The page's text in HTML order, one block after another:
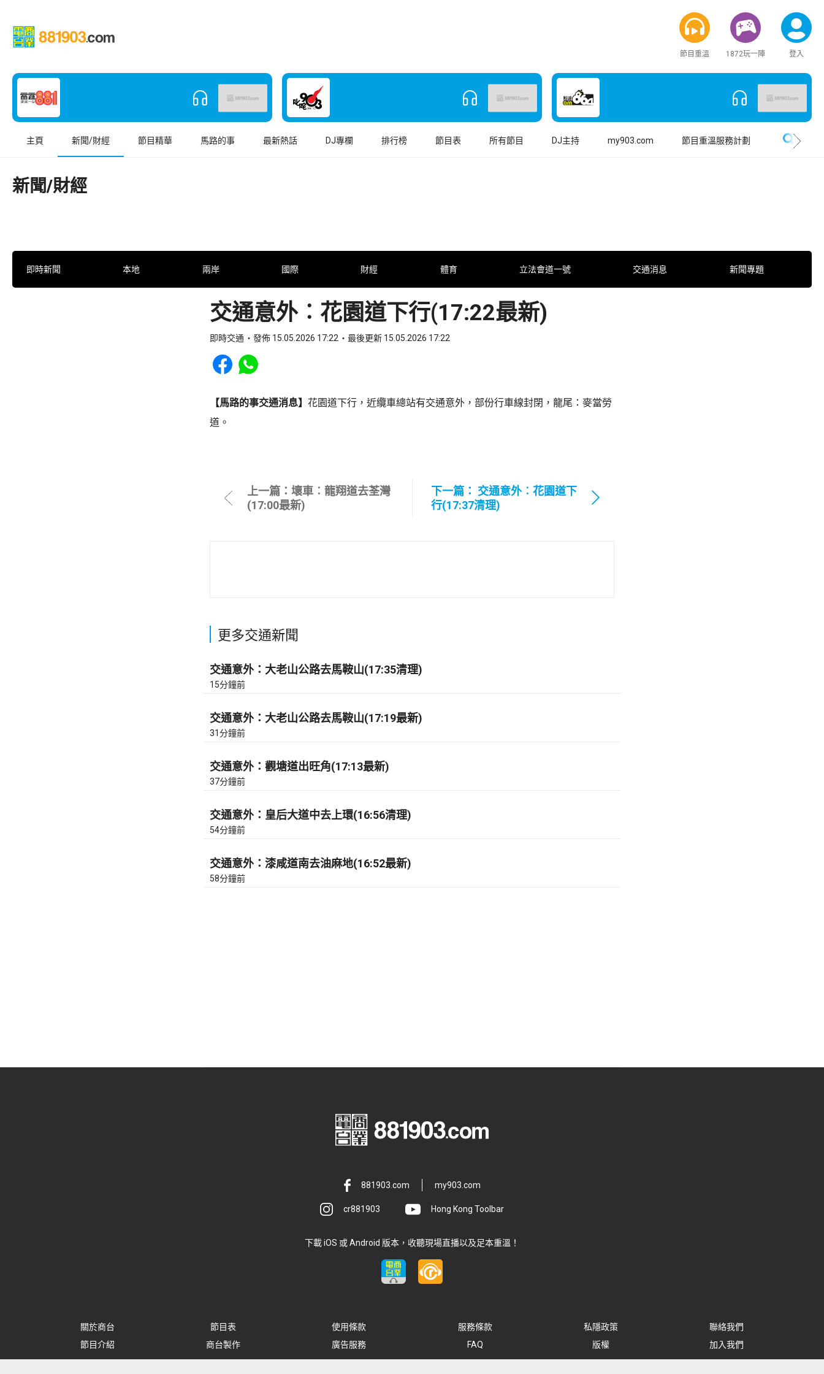
節目重溫 1872玩一陣 登入
主頁 新聞/財經 節目精華 馬路的事 最新熱話 DJ專欄 排行榜 節目表 所有節目 DJ主持 my903.com 節目重溫服務計劃
新聞/財經
即時新聞 本地 兩岸 國際 財經 體育 立法會道一號 交通消息 新聞專題
交通意外︰花園道下行(17:22最新)
即時交通 發佈 15.05.2026 17:22 最後更新 15.05.2026 17:22
Share to Facebook
Share to WhatsApp
【馬路的事交通消息】 花園道下行，近纜車總站有交通意外，部份行車線封閉，龍尾：麥當勞
道。
上一篇：壞車︰龍翔道去荃灣
(17:00最新)
下一篇： 交通意外︰花園道下
行(17:37清理)
更多交通新聞
交通意外：大老山公路去馬鞍山(17:35清理)
15分鐘前
交通意外：大老山公路去馬鞍山(17:19最新)
31分鐘前
交通意外：觀塘道出旺角(17:13最新)
37分鐘前
交通意外：皇后大道中去上環(16:56清理)
54分鐘前
交通意外：漆咸道南去油麻地(16:52最新)
58分鐘前
881903.com my903.com
cr881903 Hong Kong Toolbar
下載 iOS 或 Android 版本，收聽現場直播以及足本重溫！
關於商台 節目表 使用條款 服務條款 私隱政策
聯絡我們
節目介紹
商台製作 廣告服務 FAQ 版權 加入我們